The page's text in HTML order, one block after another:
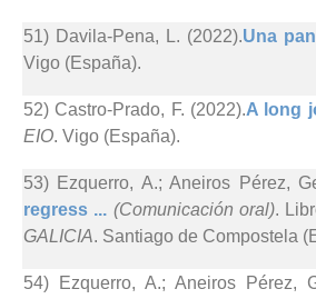
51) Davila-Pena, L. (2022).Una
Vigo (España).
52) Castro-Prado, F. (2022).A long
EIO. Vigo (España).
53) Ezquerro, A.; Aneiros Pérez,
regress ... (Comunicación oral).
GALICIA. Santiago de Compostela
54) Ezquerro, A.; Aneiros Pérez,